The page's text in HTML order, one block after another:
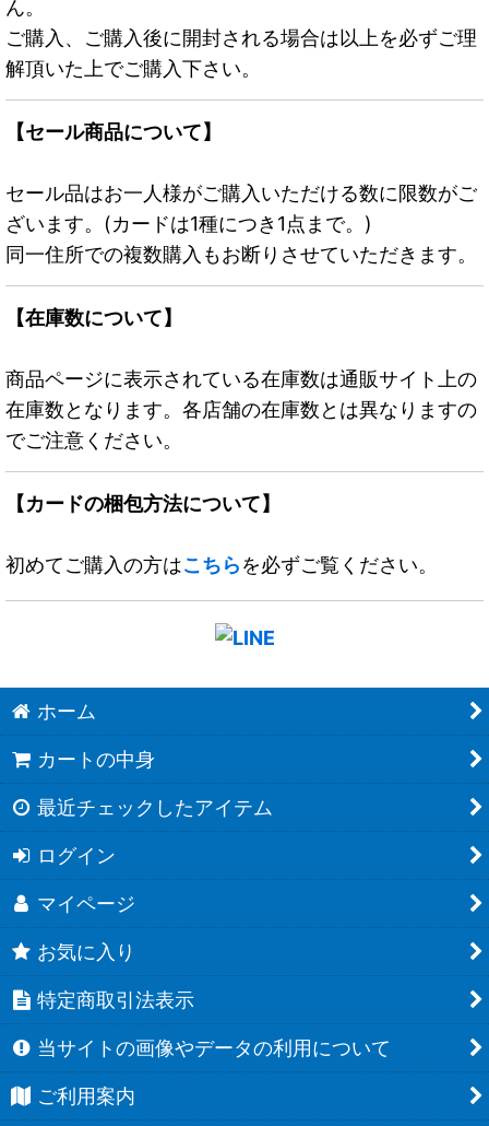
ん。
ご購入、ご購入後に開封される場合は以上を必ずご理
解頂いた上でご購入下さい。
【セール商品について】
セール品はお一人様がご購入いただける数に限数がご
ざいます。(カードは1種につき1点まで。)
同一住所での複数購入もお断りさせていただきます。
【在庫数について】
商品ページに表示されている在庫数は通販サイト上の
在庫数となります。各店舗の在庫数とは異なりますの
でご注意ください。
【カードの梱包方法について】
初めてご購入の方はこちらを必ずご覧ください。
ホーム
カートの中身
最近チェックしたアイテム
ログイン
マイページ
お気に入り
特定商取引法表示
当サイトの画像やデータの利用について
ご利用案内